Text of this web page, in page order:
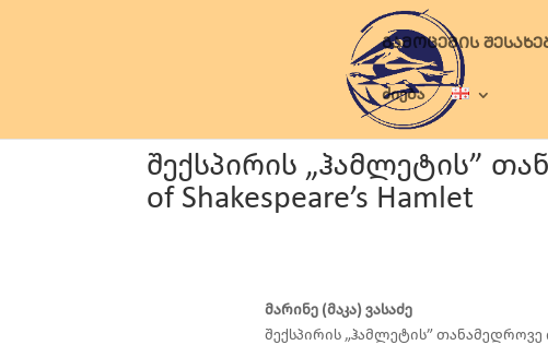
ᲒᲐᲛᲝᲪᲔᲛᲘᲡ
ძიება
შექსპირის „ჰამლეტის”
of Shakespeare’s Hamlet
მარინე (მაკა) ვასაძე
შექსპირის „ჰამლეტის”